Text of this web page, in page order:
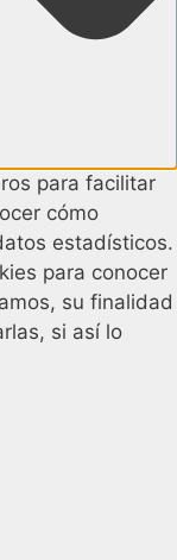
para facilitar
cómo
estadísticos.
para conocer
su finalidad
si así lo